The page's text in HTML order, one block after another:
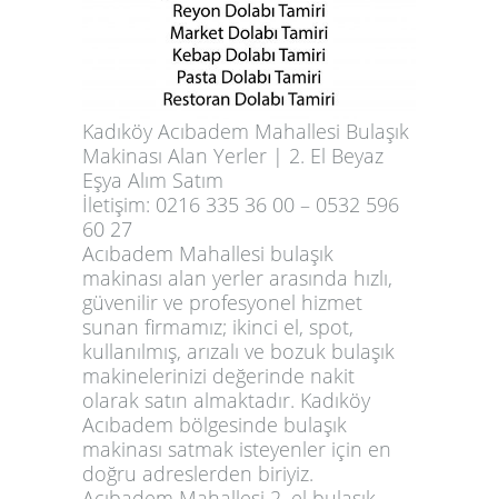
Kadıköy Acıbadem Mahallesi Bulaşık
Makinası Alan Yerler | 2. El Beyaz
Eşya Alım Satım
İletişim: 0216 335 36 00 – 0532 596
60 27
Acıbadem Mahallesi bulaşık
makinası alan yerler arasında hızlı,
güvenilir ve profesyonel hizmet
sunan firmamız; ikinci el, spot,
kullanılmış, arızalı ve bozuk bulaşık
makinelerinizi değerinde nakit
olarak satın almaktadır. Kadıköy
Acıbadem bölgesinde bulaşık
makinası satmak isteyenler için en
doğru adreslerden biriyiz.